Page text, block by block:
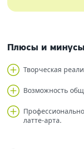
Плюсы и
Творческая
Возможность
латте-арта.